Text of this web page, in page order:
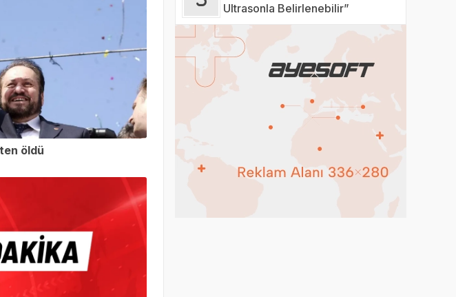
öldü
Ultrasonla Belirlenebilir”